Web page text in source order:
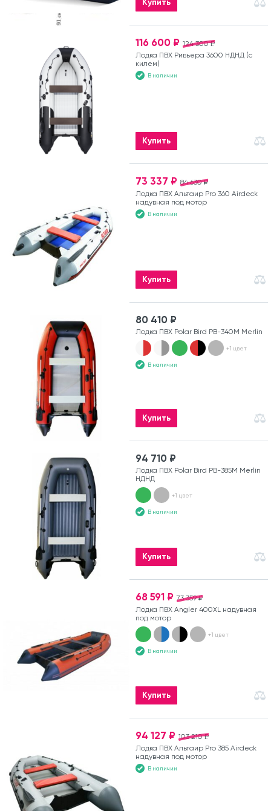
Купить
124 300 ₽
116 600 ₽
Лодка ПВХ Ривьера 3600 НДНД (с
килем)
В наличии
Купить
84 630 ₽
73 337 ₽
Лодка ПВХ Альтаир Pro 360 Airdeck
надувная под мотор
В наличии
Купить
80 410 ₽
Лодка ПВХ Polar Bird PB-340M Merlin
+1 цвет
В наличии
Купить
94 710 ₽
Лодка ПВХ Polar Bird PB-385M Merlin
НДНД
+1 цвет
В наличии
Купить
73 359 ₽
68 591 ₽
Лодка ПВХ Angler 400XL надувная
под мотор
+1 цвет
В наличии
Купить
103 210 ₽
94 127 ₽
Лодка ПВХ Альтаир Pro 385 Airdeck
надувная под мотор
В наличии